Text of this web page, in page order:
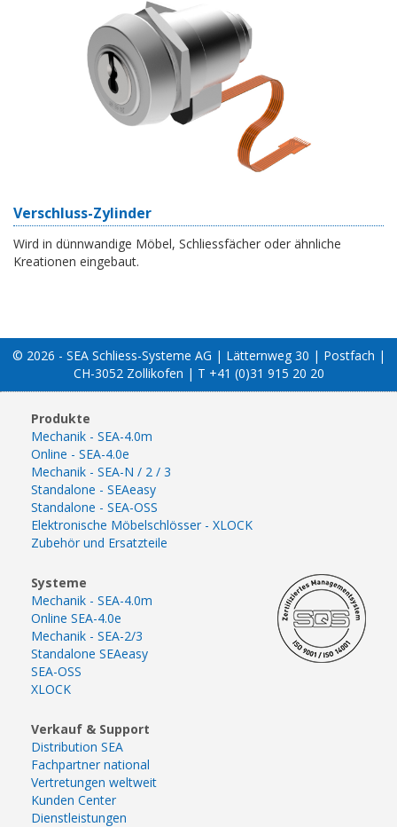
Verschluss-Zylinder
Wird in dünnwandige Möbel, Schliessfächer oder ähnliche
Kreationen eingebaut.
© 2026 - SEA Schliess-Systeme AG | Lätternweg 30 | Postfach |
CH-3052 Zollikofen | T +41 (0)31 915 20 20
Produkte
Mechanik - SEA-4.0m
Online - SEA-4.0e
Mechanik - SEA-N / 2 / 3
Standalone - SEAeasy
Standalone - SEA-OSS
Elektronische Möbelschlösser - XLOCK
Zubehör und Ersatzteile
Systeme
Mechanik - SEA-4.0m
Online SEA-4.0e
Mechanik - SEA-2/3
Standalone SEAeasy
SEA-OSS
XLOCK
Verkauf & Support
Distribution SEA
Fachpartner national
Vertretungen weltweit
Kunden Center
Dienstleistungen